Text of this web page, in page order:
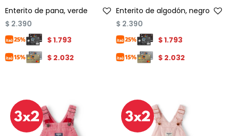
Enterito de pana, verde
$ 2.390
$1.793
$ 2.032
Enterito de algodón, negro
$ 2.390
$1.793
$ 2.032